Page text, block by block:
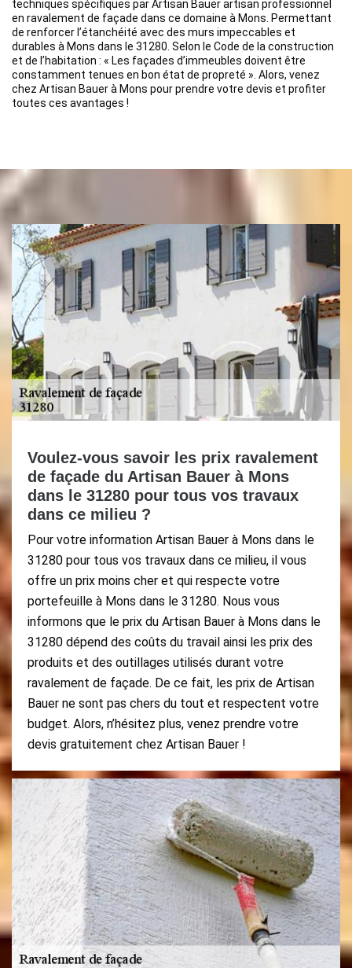
techniques spécifiques par Artisan Bauer artisan professionnel
en ravalement de façade dans ce domaine à Mons. Permettant
de renforcer l’étanchéité avec des murs impeccables et
durables à Mons dans le 31280. Selon le Code de la construction
et de l’habitation : « Les façades d’immeubles doivent être
constamment tenues en bon état de propreté ». Alors, venez
chez Artisan Bauer à Mons pour prendre votre devis et profiter
toutes ces avantages !
Voulez-vous savoir les prix ravalement
de façade du Artisan Bauer à Mons
dans le 31280 pour tous vos travaux
dans ce milieu ?
Pour votre information Artisan Bauer à Mons dans le
31280 pour tous vos travaux dans ce milieu, il vous
offre un prix moins cher et qui respecte votre
portefeuille à Mons dans le 31280. Nous vous
informons que le prix du Artisan Bauer à Mons dans le
31280 dépend des coûts du travail ainsi les prix des
produits et des outillages utilisés durant votre
ravalement de façade. De ce fait, les prix de Artisan
Bauer ne sont pas chers du tout et respectent votre
budget. Alors, n’hésitez plus, venez prendre votre
devis gratuitement chez Artisan Bauer !